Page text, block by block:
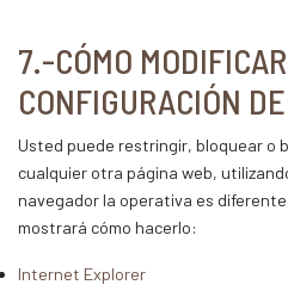
7.-CÓMO
CONFIGURACIÓN
Usted puede restringir, bloquear o
cualquier otra página web,
navegador la operativa es
mostrará cómo hacerlo:
Internet Explorer